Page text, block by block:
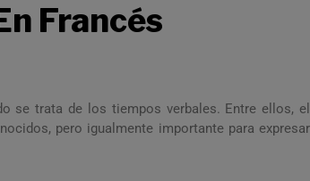
Francés
se trata de los tiempos verbales. Entre ellos, el
pero igualmente importante para expresar